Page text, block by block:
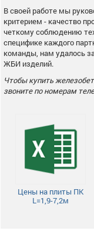
В своей работе мы
критерием - качество
четкому соблюдению
специфике каждого
команды, нам удалось
ЖБИ изделий.
Чтобы купить
звоните по номерам
Цены на плиты ПК
L=1,9-7,2м